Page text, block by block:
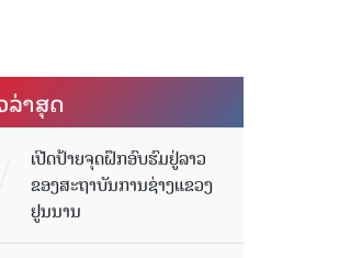
ລ່າ​ສຸດ
ເປີດປ້າຍຈຸດຝຶກອົບຮົມຢູ່ລາວ
ຂອງສະຖາບັນການຊ່າງແຂວງ
ຢູນນານ